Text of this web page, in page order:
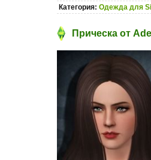
Категория: Одежда для
Прическа от